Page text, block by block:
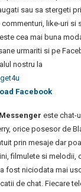
sau sa stergeti
like-uri si
cea mai buna
urmariti si pe
nostru la
Facebook
este chat-
orice posesor de
prin mesaje dar
filmulete si melodii,
fost niciodata mai
de chat. Fiecare